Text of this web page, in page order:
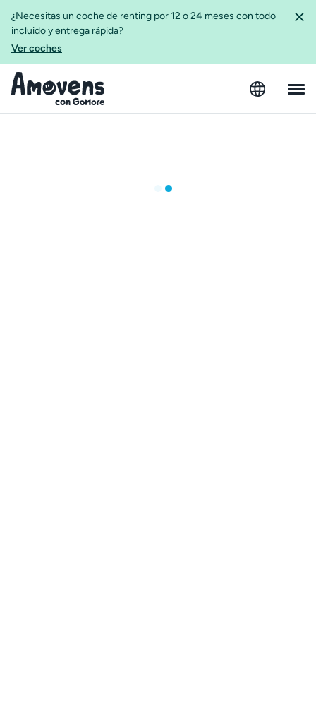
¿Necesitas un coche de renting por 12 o 24 meses con todo
incluido y entrega rápida?
Ver coches